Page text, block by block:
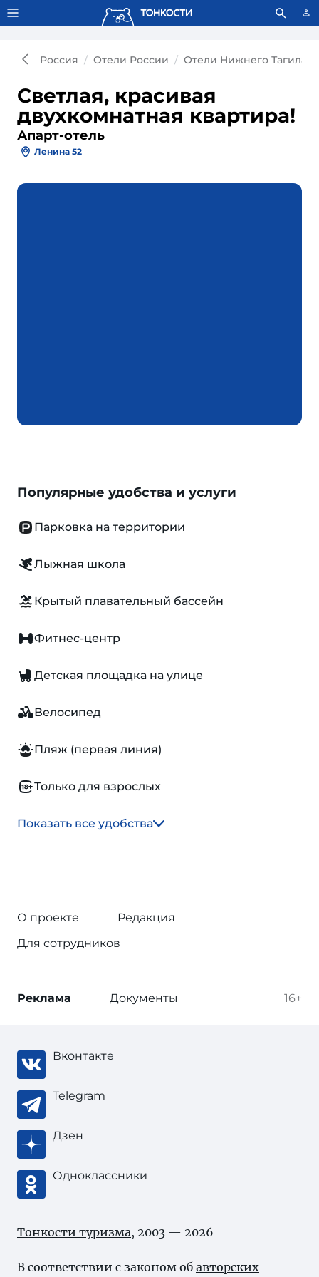
Тонкости используют сookie-файлы. Что это значит?
Россия Отели России Отели Нижнего Тагила
Светлая, красивая
двухкомнатная квартира!
Апарт-отель
Ленина 52
Популярные удобства и услуги
Парковка на территории
Лыжная школа
Крытый плавательный бассейн
Фитнес-центр
Детская площадка на улице
Велосипед
Пляж (первая линия)
Только для взрослых
Показать все удобства
О проекте
Редакция
Для сотрудников
16+
Реклама Документы
Вконтакте
Telegram
Дзен
Одноклассники
Тонкости туризма, 2003 — 2026
В соответствии с законом об авторских